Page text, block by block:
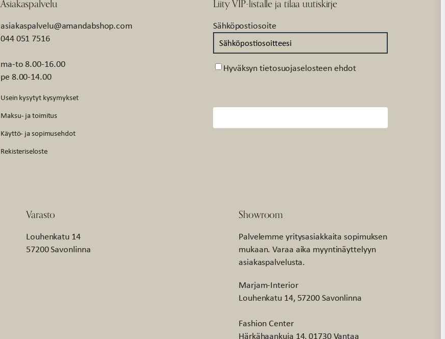
Asiakaspalvelu
asiakaspalvelu@amandabshop.com
044 051 7516
ma-to 8.00-16.00
pe 8.00-14.00
Usein kysytyt kysymykset
Maksu- ja toimitus
Käyttö- ja sopimusehdot
Rekisteriseloste
Liity VIP-listalle ja tilaa uutiskirje
Sähköpostiosoite
Suostumus
Hyväksyn tietosuojaselosteen ehdot
Varasto
Louhenkatu 14
57200 Savonlinna
Showroom
Palvelemme yritysasiakkaita sopimuksen
mukaan. Varaa aika myyntinäyttelyyn
asiakaspalvelusta.
Marjam-Interior
Louhenkatu 14, 57200 Savonlinna
Fashion Center
Härkähaankuja 14, 01730 Vantaa